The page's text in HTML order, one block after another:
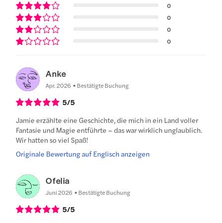
0
0
0
0
Anke
Apr. 2026 Bestätigte Buchung
5/5
Jamie erzählte eine Geschichte, die mich in ein Land voller
Fantasie und Magie entführte – das war wirklich unglaublich.
Wir hatten so viel Spaß!
Originale Bewertung auf Englisch anzeigen
Ofelia
Juni 2026 Bestätigte Buchung
5/5